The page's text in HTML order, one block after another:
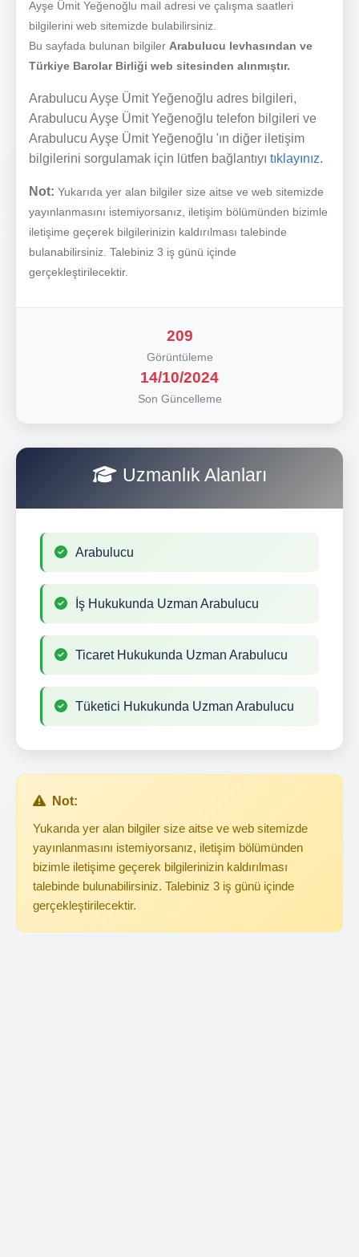
Ayşe Ümit Yeğenoğlu mail adresi ve çalışma saatleri
bilgilerini web sitemizde bulabilirsiniz.
Bu sayfada bulunan bilgiler Arabulucu levhasından ve
Türkiye Barolar Birliği web sitesinden alınmıştır.
Arabulucu Ayşe Ümit Yeğenoğlu adres bilgileri,
Arabulucu Ayşe Ümit Yeğenoğlu telefon bilgileri ve
Arabulucu Ayşe Ümit Yeğenoğlu 'ın diğer iletişim
bilgilerini sorgulamak için lütfen bağlantıyı tıklayınız.
Not: Yukarıda yer alan bilgiler size aitse ve web sitemizde
yayınlanmasını istemiyorsanız, iletişim bölümünden bizimle
iletişime geçerek bilgilerinizin kaldırılması talebinde
bulanabilirsiniz. Talebiniz 3 iş günü içinde
gerçekleştirilecektir.
209
Görüntüleme
14/10/2024
Son Güncelleme
Uzmanlık Alanları
Arabulucu
İş Hukukunda Uzman Arabulucu
Ticaret Hukukunda Uzman Arabulucu
Tüketici Hukukunda Uzman Arabulucu
Not:
Yukarıda yer alan bilgiler size aitse ve web sitemizde
yayınlanmasını istemiyorsanız, iletişim bölümünden
bizimle iletişime geçerek bilgilerinizin kaldırılması
talebinde bulunabilirsiniz. Talebiniz 3 iş günü içinde
gerçekleştirilecektir.